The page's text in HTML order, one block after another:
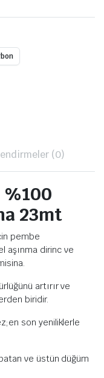
(0)
%100
23mt
pembe
aşınma dirinc ve
artırır ve
biridir.
son yeniliklerle
ve üstün düğüm